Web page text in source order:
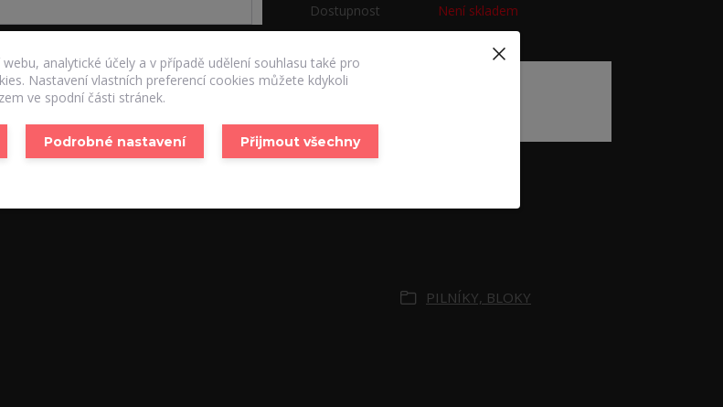
Dostupnost Není skladem
Momentálně není k dispozici
PILNÍKY, BLOKY
analytické účely a v případě udělení souhlasu také pro
Nastavení vlastních preferencí cookies můžete kdykoli
ve spodní části stránek.
Podrobné nastavení Přijmout všechny